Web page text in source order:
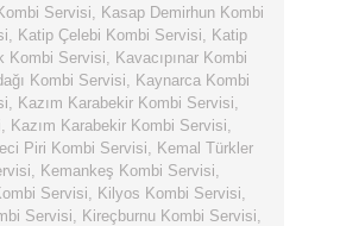
Servisi, Kasap Demirhun Kombi
, Katip Çelebi Kombi Servisi, Katip
Kombi Servisi, Kavacıpınar Kombi
Kombi Servisi, Kaynarca Kombi
, Kazım Karabekir Kombi Servisi,
, Kazım Karabekir Kombi Servisi,
Piri Kombi Servisi, Kemal Türkler
, Kemankeş Kombi Servisi,
Servisi, Kilyos Kombi Servisi,
Servisi, Kireçburnu Kombi Servisi,